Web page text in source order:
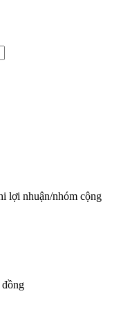
lợi nhuận/nhóm cộng